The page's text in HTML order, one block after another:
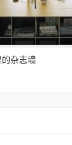
杂志墙